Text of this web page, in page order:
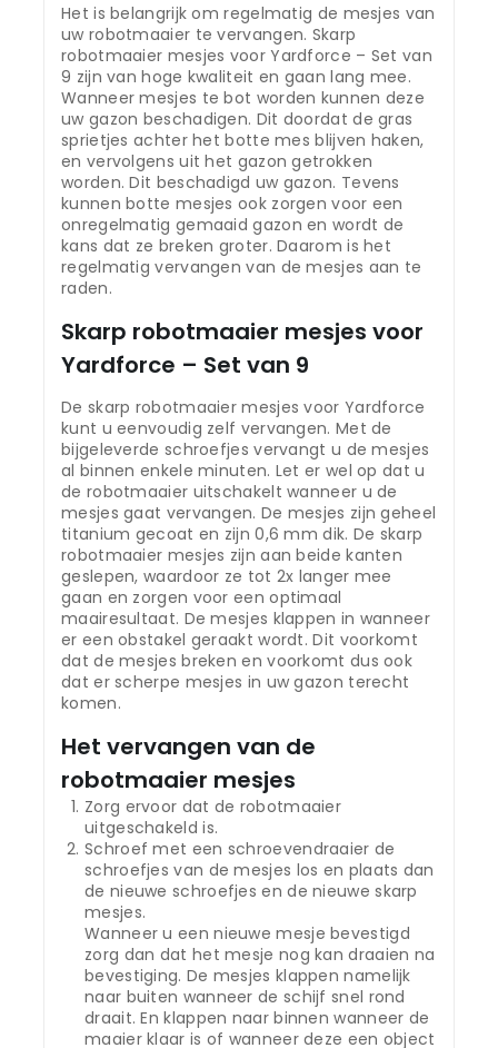
Het is belangrijk om regelmatig de mesjes van
uw robotmaaier te vervangen. Skarp
robotmaaier mesjes voor Yardforce – Set van
9 zijn van hoge kwaliteit en gaan lang mee.
Wanneer mesjes te bot worden kunnen deze
uw gazon beschadigen. Dit doordat de gras
sprietjes achter het botte mes blijven haken,
en vervolgens uit het gazon getrokken
worden. Dit beschadigd uw gazon. Tevens
kunnen botte mesjes ook zorgen voor een
onregelmatig gemaaid gazon en wordt de
kans dat ze breken groter. Daarom is het
regelmatig vervangen van de mesjes aan te
raden.
Skarp robotmaaier mesjes voor
Yardforce – Set van 9
De skarp robotmaaier mesjes voor Yardforce
kunt u eenvoudig zelf vervangen. Met de
bijgeleverde schroefjes vervangt u de mesjes
al binnen enkele minuten. Let er wel op dat u
de robotmaaier uitschakelt wanneer u de
mesjes gaat vervangen. De mesjes zijn geheel
titanium gecoat en zijn 0,6 mm dik. De skarp
robotmaaier mesjes zijn aan beide kanten
geslepen, waardoor ze tot 2x langer mee
gaan en zorgen voor een optimaal
maairesultaat. De mesjes klappen in wanneer
er een obstakel geraakt wordt. Dit voorkomt
dat de mesjes breken en voorkomt dus ook
dat er scherpe mesjes in uw gazon terecht
komen.
Het vervangen van de
robotmaaier mesjes
Zorg ervoor dat de robotmaaier
uitgeschakeld is.
Schroef met een schroevendraaier de
schroefjes van de mesjes los en plaats dan
de nieuwe schroefjes en de nieuwe skarp
mesjes.
Wanneer u een nieuwe mesje bevestigd
zorg dan dat het mesje nog kan draaien na
bevestiging. De mesjes klappen namelijk
naar buiten wanneer de schijf snel rond
draait. En klappen naar binnen wanneer de
maaier klaar is of wanneer deze een object